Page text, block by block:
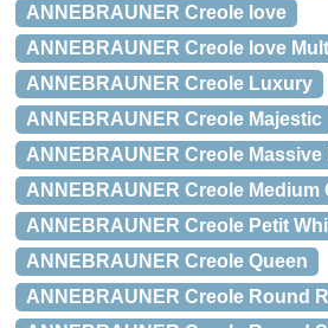
ANNEBRAUNER Creole love
ANNEBRAUNER Creole love
ANNEBRAUNER Creole Luxury
ANNEBRAUNER Creole Majestic
ANNEBRAUNER Creole Massive
ANNEBRAUNER Creole
ANNEBRAUNER Creole Petit
ANNEBRAUNER Creole Queen
ANNEBRAUNER Creole Round